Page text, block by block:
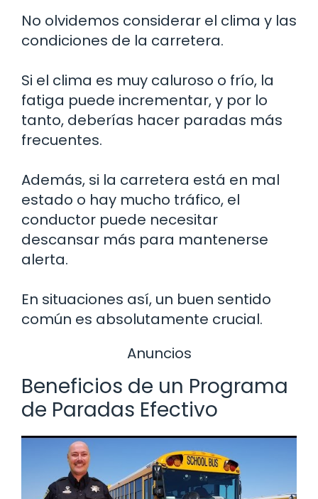
No olvidemos considerar el clima y las
condiciones de la carretera.
Si el clima es muy caluroso o frío, la
fatiga puede incrementar, y por lo
tanto, deberías hacer paradas más
frecuentes.
Además, si la carretera está en mal
estado o hay mucho tráfico, el
conductor puede necesitar
descansar más para mantenerse
alerta.
En situaciones así, un buen sentido
común es absolutamente crucial.
Anuncios
Beneficios de un Programa
de Paradas Efectivo